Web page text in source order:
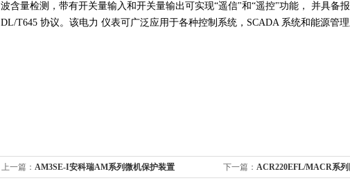
波含量检测，带有开关量输入和开关量输出可实现“遥信"和“遥控"功能， 并具备
DL/T645 协议。该电力 仪表可广泛应用于各种控制系统， SCADA 系统和能源管理
上一篇： AM3SE-I安科瑞AM系列微机保护装置 下一篇： ACR220EFL/MACR系